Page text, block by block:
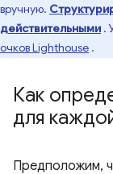
вручную.
действительными .
очков Lighthouse .
Как
для
Предположим,